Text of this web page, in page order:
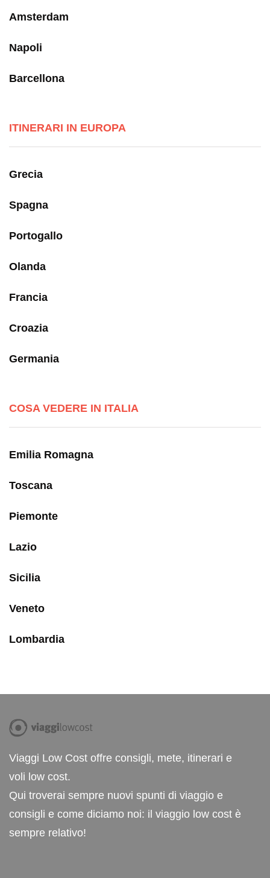
Amsterdam
Napoli
Barcellona
ITINERARI IN EUROPA
Grecia
Spagna
Portogallo
Olanda
Francia
Croazia
Germania
COSA VEDERE IN ITALIA
Emilia Romagna
Toscana
Piemonte
Lazio
Sicilia
Veneto
Lombardia
Viaggi Low Cost offre consigli, mete, itinerari e
voli low cost.
Qui troverai sempre nuovi spunti di viaggio e
consigli e come diciamo noi: il viaggio low cost è
sempre relativo!